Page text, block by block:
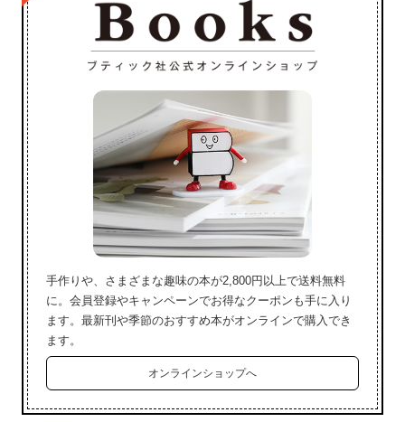
手作りや、さまざまな趣味の本が2,800円以上で送料無料
に。会員登録やキャンペーンでお得なクーポンも手に入り
ます。最新刊や季節のおすすめ本がオンラインで購入でき
ます。
オンラインショップへ